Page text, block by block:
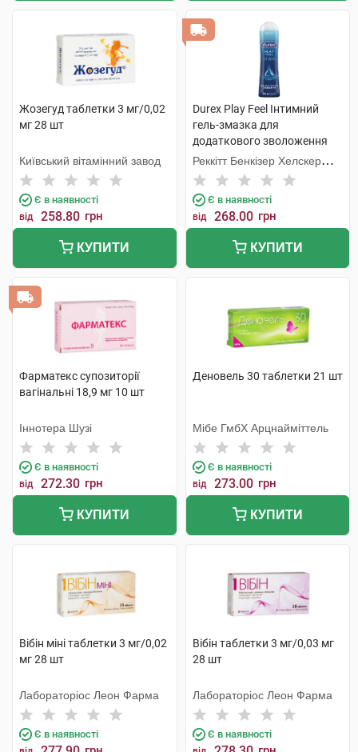
Жозегуд таблетки 3 мг/0,02
мг 28 шт
Київський вітамінний завод
Є в наявності
від 258.80 грн
КУПИТИ
Durex Play Feel Інтимний
гель-змазка для
додаткового зволоження
100 мл флакон
Реккітт Бенкізер Хелскер
Мануфектурінг
Є в наявності
від 268.00 грн
КУПИТИ
Фарматекс супозиторії
вагінальні 18,9 мг 10 шт
Іннотера Шузі
Є в наявності
від 272.30 грн
КУПИТИ
Деновель 30 таблетки 21 шт
Мібе ГмбХ Арцнайміттель
Є в наявності
від 273.00 грн
КУПИТИ
Вібін міні таблетки 3 мг/0,02
мг 28 шт
Лабораторіос Леон Фарма
Є в наявності
Вібін таблетки 3 мг/0,03 мг
28 шт
Лабораторіос Леон Фарма
Є в наявності